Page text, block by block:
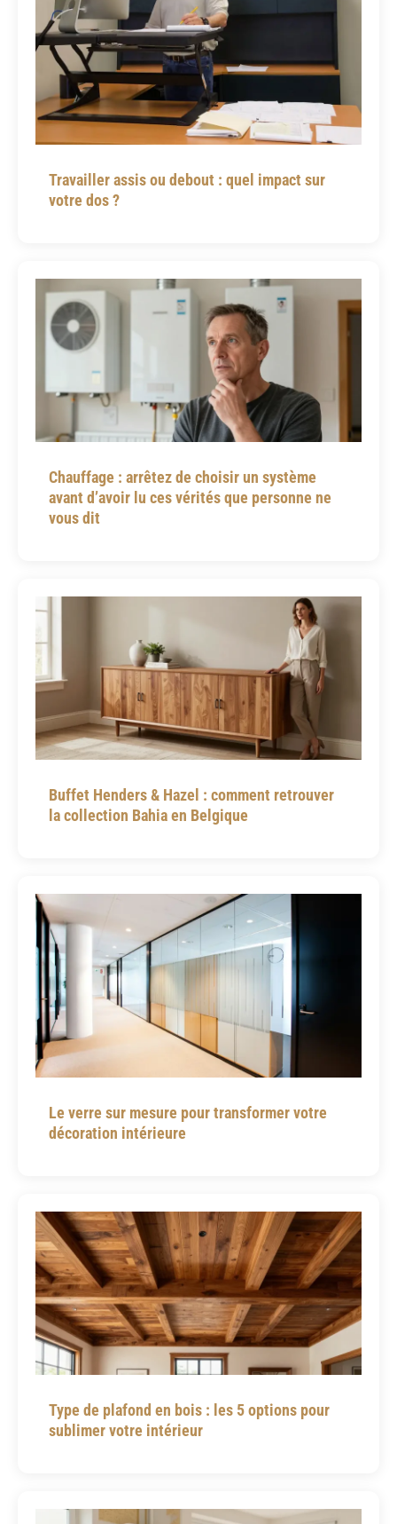
Travailler assis ou debout : quel impact sur
votre dos ?
Chauffage : arrêtez de choisir un système
avant d’avoir lu ces vérités que personne ne
vous dit
Buffet Henders & Hazel : comment retrouver
la collection Bahia en Belgique
Le verre sur mesure pour transformer votre
décoration intérieure
Type de plafond en bois : les 5 options pour
sublimer votre intérieur